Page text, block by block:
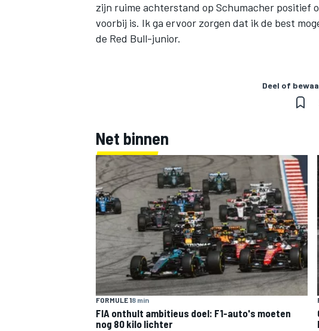
zijn ruime achterstand op Schumacher positief
voorbij is. Ik ga ervoor zorgen dat ik de best
de Red Bull-junior.
Deel of
Net binnen
FORMULE 18 min
FIA onthult ambitieus doel: F1-auto's moeten
nog 80 kilo lichter